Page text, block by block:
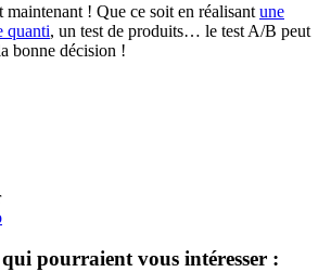
! Que ce soit en réalisant une
quanti, un test de produits… le test A/B peut
bonne décision !
pourraient vous intéresser :